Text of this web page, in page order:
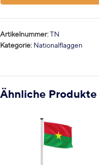
Artikelnummer:TN
Kategorie: Nationalflaggen
Ähnliche Produkte